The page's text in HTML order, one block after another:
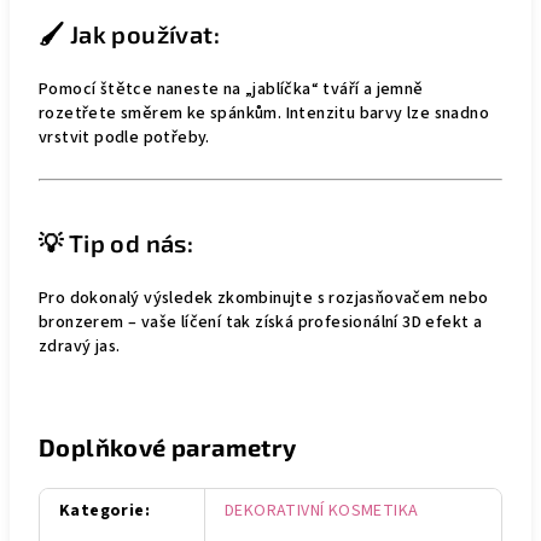
🖌️ Jak používat:
Pomocí štětce naneste na „jablíčka“ tváří a jemně
rozetřete směrem ke spánkům. Intenzitu barvy lze snadno
vrstvit podle potřeby.
💡 Tip od nás:
Pro dokonalý výsledek zkombinujte s rozjasňovačem nebo
bronzerem – vaše líčení tak získá profesionální 3D efekt a
zdravý jas.
Doplňkové parametry
Kategorie:
DEKORATIVNÍ KOSMETIKA